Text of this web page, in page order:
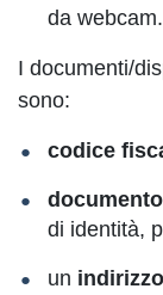
da webcam.
I documenti/
sono:
codice
di identità,
un